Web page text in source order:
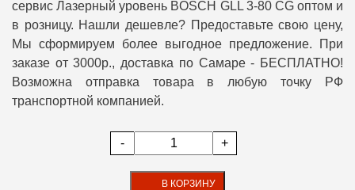
сервис Лазерный уровень BOSCH GLL 3-80 CG оптом и
в розницу. Нашли дешевле? Предоставьте свою цену,
Мы сформируем более выгодное предложение. При
заказе от 3000р., доставка по Самаре - БЕСПЛАТНО!
Возможна отправка товара в любую точку РФ
транспортной компанией.
- +
В КОРЗИНУ